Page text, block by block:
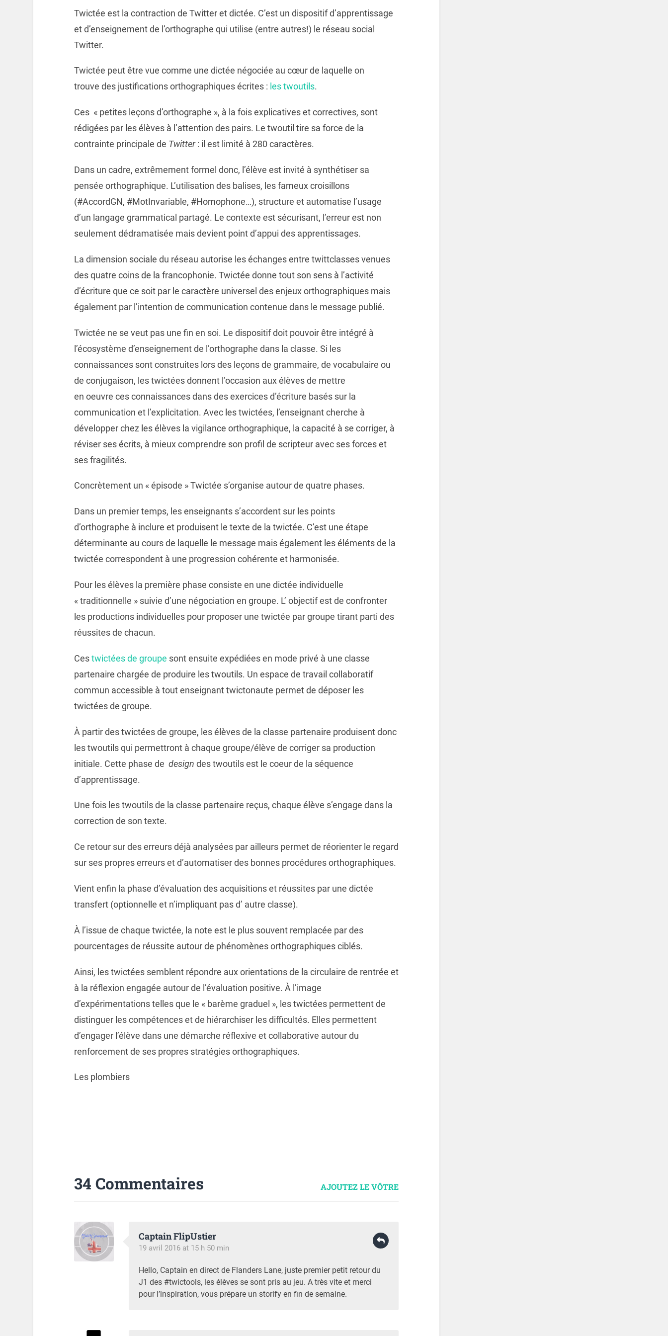
Twictée est la contraction de Twitter et dictée. C’est un dispositif d’apprentissage
et d’enseignement de l’orthographe qui utilise (entre autres!) le réseau social
Twitter.
Twictée peut être vue comme une dictée négociée au cœur de laquelle on
trouve des justifications orthographiques écrites : les twoutils.
Ces « petites leçons d’orthographe », à la fois explicatives et correctives, sont
rédigées par les élèves à l’attention des pairs. Le twoutil tire sa force de la
contrainte principale de Twitter: il est limité à 280 caractères.
Dans un cadre, extrêmement formel donc, l’élève est invité à synthétiser sa
pensée orthographique. L’utilisation des balises, les fameux croisillons
(#AccordGN, #MotInvariable, #Homophone…), structure et automatise l’usage
d’un langage grammatical partagé. Le contexte est sécurisant, l’erreur est non
seulement dédramatisée mais devient point d’appui des apprentissages.
La dimension sociale du réseau autorise les échanges entre twittclasses venues
des quatre coins de la francophonie. Twictée donne tout son sens à l’activité
d’écriture que ce soit par le caractère universel des enjeux orthographiques mais
également par l’intention de communication contenue dans le message publié.
Twictée ne se veut pas une fin en soi. Le dispositif doit pouvoir être intégré à
l’écosystème d’enseignement de l’orthographe dans la classe. Si les
connaissances sont construites lors des leçons de grammaire, de vocabulaire ou
de conjugaison, les twictées donnent l’occasion aux élèves de mettre
en oeuvre ces connaissances dans des exercices d’écriture basés sur la
communication et l’explicitation. Avec les twictées, l’enseignant cherche à
développer chez les élèves la vigilance orthographique, la capacité à se corriger, à
réviser ses écrits, à mieux comprendre son profil de scripteur avec ses forces et
ses fragilités.
Concrètement un « épisode » Twictée s’organise autour de quatre phases.
Dans un premier temps, les enseignants s’accordent sur les points
d’orthographe à inclure et produisent le texte de la twictée. C’est une étape
déterminante au cours de laquelle le message mais également les éléments de la
twictée correspondent à une progression cohérente et harmonisée.
Pour les élèves la première phase consiste en une dictée individuelle
« traditionnelle » suivie d’une négociation en groupe. L’ objectif est de confronter
les productions individuelles pour proposer une twictée par groupe tirant parti des
réussites de chacun.
Cestwictées de groupe sont ensuite expédiées en mode privé à une classe
partenaire chargée de produire les twoutils. Un espace de travail collaboratif
commun accessible à tout enseignant twictonaute permet de déposer les
twictées de groupe.
À partir des twictées de groupe, les élèves de la classe partenaire produisent donc
les twoutils qui permettront à chaque groupe/élève de corriger sa production
initiale. Cette phase de design des twoutils est le coeur de la séquence
d’apprentissage.
Une fois les twoutils de la classe partenaire reçus, chaque élève s’engage dans la
correction de son texte.
Ce retour sur des erreurs déjà analysées par ailleurs permet de réorienter le regard
sur ses propres erreurs et d’automatiser des bonnes procédures orthographiques.
Vient enfin la phase d’évaluation des acquisitions et réussites par une dictée
transfert (optionnelle et n’impliquant pas d’ autre classe).
À l’issue de chaque twictée, la note est le plus souvent remplacée par des
pourcentages de réussite autour de phénomènes orthographiques ciblés.
Ainsi, les twictées semblent répondre aux orientations de la circulaire de rentrée et
à la réflexion engagée autour de l’évaluation positive. À l’image
d’expérimentations telles que le « barème graduel », les twictées permettent de
distinguer les compétences et de hiérarchiser les difficultés. Elles permettent
d’engager l’élève dans une démarche réflexive et collaborative autour du
renforcement de ses propres stratégies orthographiques.
Les plombiers
34 Commentaires AJOUTEZ LE VÔTRE
Captain FlipUstier
19 avril 2016 at 15 h 50 min
Hello, Captain en direct de Flanders Lane, juste premier petit retour du
J1 des #twictools, les élèves se sont pris au jeu. A très vite et merci
pour l’inspiration, vous prépare un storify en fin de semaine.